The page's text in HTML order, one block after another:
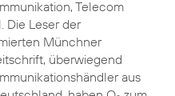
Telecom
Die Leser der
Münchner
überwiegend
aus